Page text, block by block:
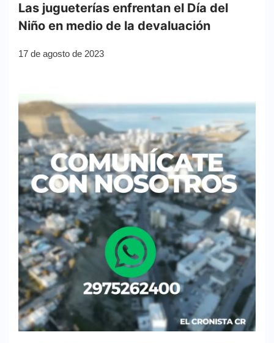
Las jugueterías enfrentan el Día del
Niño en medio de la devaluación
17 de agosto de 2023